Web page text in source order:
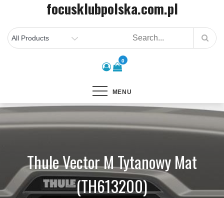
content
focusklubpolska.com.pl
0
MENU
Thule Vector M Tytanowy Mat
(TH613200)